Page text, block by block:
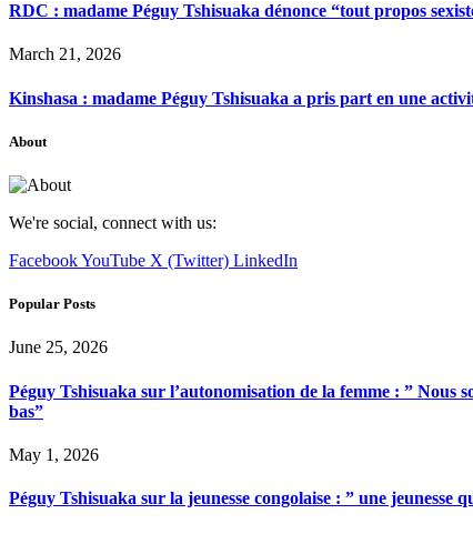
RDC : madame Péguy Tshisuaka dénonce “tout propos
March 21, 2026
Kinshasa : madame Péguy Tshisuaka a pris part en une
About
We're social, connect with us:
FacebookYouTube X (Twitter) LinkedIn
Popular Posts
June 25, 2026
Péguy Tshisuaka sur l’autonomisation de la femme : ” Nous
bas”
May 1, 2026
Péguy Tshisuaka sur la jeunesse congolaise : ” une jeunesse